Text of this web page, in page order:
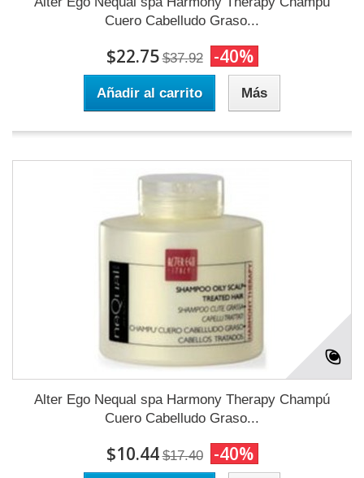
Cuero Cabelludo Graso...
$22.75 $37.92 -40%
Añadir al carrito Más
Alter Ego Nequal spa Harmony Therapy Champú
Cuero Cabelludo Graso...
$10.44 $17.40 -40%